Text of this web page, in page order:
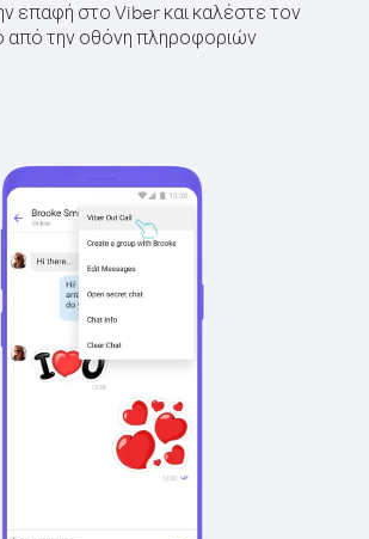
επαφή στο Viber και καλέστε τον
από την οθόνη πληροφοριών